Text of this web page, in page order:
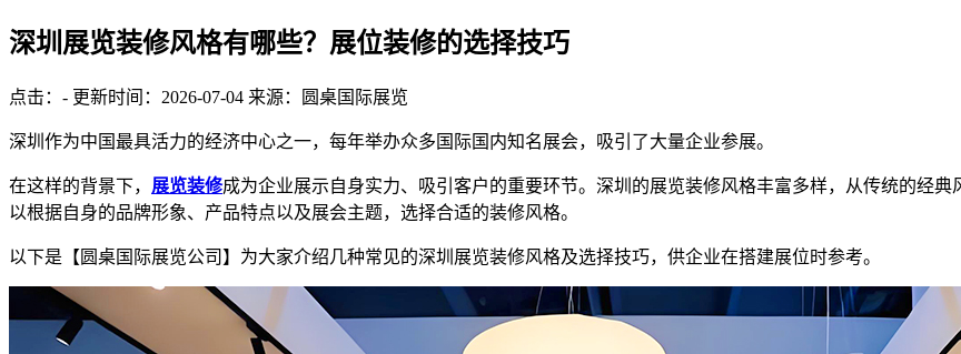
深圳展览装修风格有哪些？展位装修的选择技巧
点击： - 更新时间：2026-07-04 来源：圆桌国际展览
深圳作为中国最具活力的经济中心之一，每年举办众多国际国内知名展会，吸引了大量企业参展。
在这样的背景下， 展览装修成为企业展示自身实力、吸引客户的重要环节。深圳的展览装修风格丰富多样，从传统的经
以根据自身的品牌形象、产品特点以及展会主题，选择合适的装修风格。
以下是【圆桌国际展览公司】为大家介绍几种常见的深圳展览装修风格及选择技巧，供企业在搭建展位时参考。